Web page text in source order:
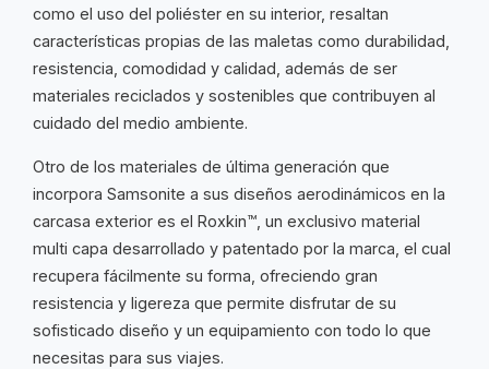
como el uso del poliéster en su interior, resaltan
características propias de las maletas como durabilidad,
resistencia, comodidad y calidad, además de ser
materiales reciclados y sostenibles que contribuyen al
cuidado del medio ambiente.
Otro de los materiales de última generación que
incorpora Samsonite a sus diseños aerodinámicos en la
carcasa exterior es el Roxkin™, un exclusivo material
multi capa desarrollado y patentado por la marca, el cual
recupera fácilmente su forma, ofreciendo gran
resistencia y ligereza que permite disfrutar de su
sofisticado diseño y un equipamiento con todo lo que
necesitas para sus viajes.